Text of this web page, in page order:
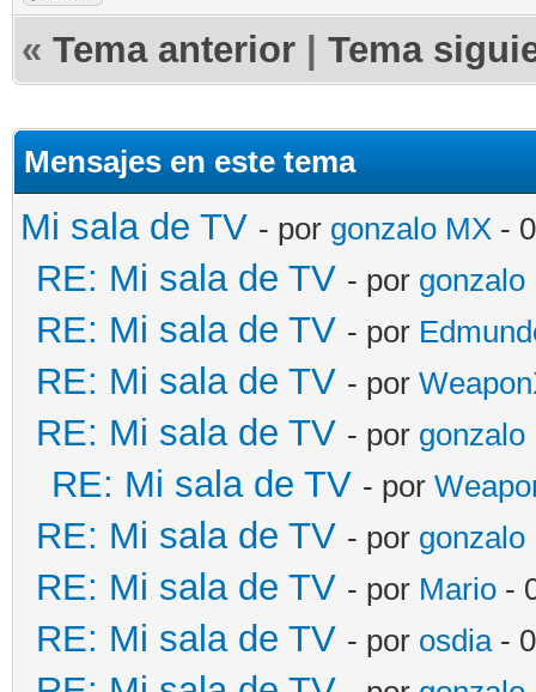
« Tema anterior Tema
Mensajes en este tema
Mi sala de TV - por gonzalo MX -
RE: Mi sala de TV - por gonzalo
RE: Mi sala de TV - por
RE: Mi sala de TV - por
RE: Mi sala de TV - por gonzalo
RE: Mi sala de TV - por
RE: Mi sala de TV - por gonzalo
RE: Mi sala de TV - por Mario -
RE: Mi sala de TV - por osdia-